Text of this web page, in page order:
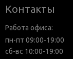
Контакты
Работа офиса:
пн-пт 09:00-19:00
сб-вс 10:00-19:00